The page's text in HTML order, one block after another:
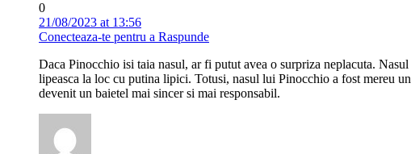
0
21/08/2023 at 13:56
Conecteaza-te pentru a Raspunde
Daca Pinocchio isi taia nasul, ar fi putut avea o surpriza neplacuta.
lipeasca la loc cu putina lipici. Totusi, nasul lui Pinocchio a fost mereu
devenit un baietel mai sincer si mai responsabil.